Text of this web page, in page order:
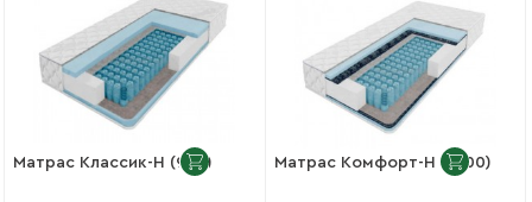
Матрас Классик-Н (900) Матрас Комфорт-Н (1400)